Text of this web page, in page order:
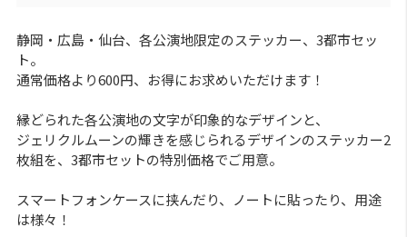
静岡・広島・仙台、各公演地限定のステッカー、3都市セッ
ト。
通常価格より600円、お得にお求めいただけます！
縁どられた各公演地の文字が印象的なデザインと、
ジェリクルムーンの輝きを感じられるデザインのステッカー2
枚組を、3都市セットの特別価格でご用意。
スマートフォンケースに挟んだり、ノートに貼ったり、用途
は様々！